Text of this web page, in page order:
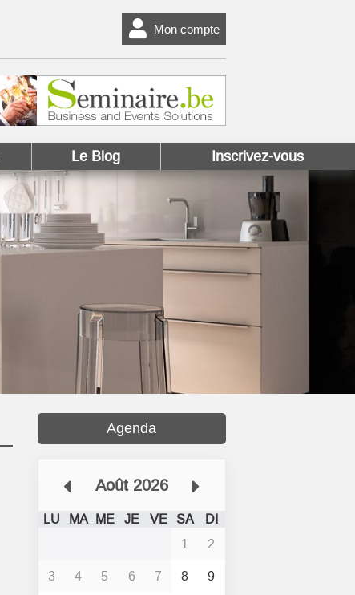
Mon compte
Le Blog Inscrivez-vous
Agenda
Août 2026
LU MA ME JE VE SA
DI
1
2
3
4 5 6 7 8
9